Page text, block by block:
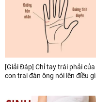
[Giải Đáp] Chỉ tay trái phải của
con trai đàn ông nói lên điều gì